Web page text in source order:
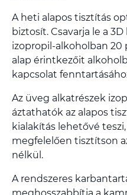
A heti alapos tisztítás
biztosít. Csavarja le a
izopropil-alkoholban 20
alap érintkezőit
kapcsolat
Az üveg alkatrészek
áztathatók az alapos
kialakítás lehetővé
megfelelően tisztítson
nélkül.
A rendszeres